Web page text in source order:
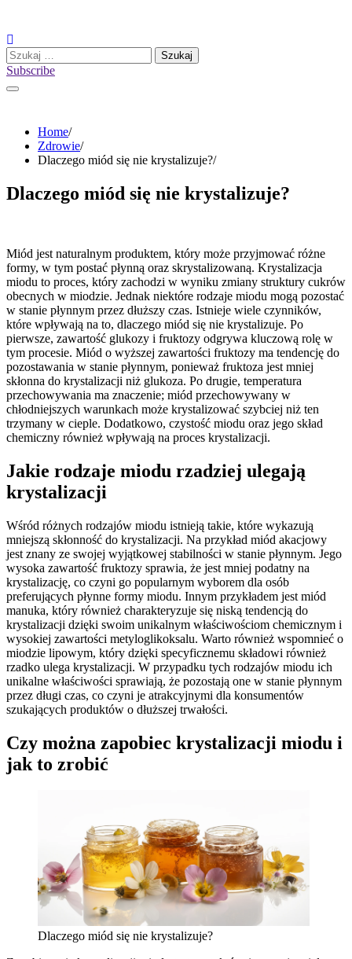
content
Szukaj:
Subscribe
Home
Zdrowie
Dlaczego miód się nie krystalizuje?
Dlaczego miód się nie krystalizuje?
Miód jest naturalnym produktem, który może przyjmować różne
formy, w tym postać płynną oraz skrystalizowaną. Krystalizacja
miodu to proces, który zachodzi w wyniku zmiany struktury cukrów
obecnych w miodzie. Jednak niektóre rodzaje miodu mogą pozostać
w stanie płynnym przez dłuższy czas. Istnieje wiele czynników,
które wpływają na to, dlaczego miód się nie krystalizuje. Po
pierwsze, zawartość glukozy i fruktozy odgrywa kluczową rolę w
tym procesie. Miód o wyższej zawartości fruktozy ma tendencję do
pozostawania w stanie płynnym, ponieważ fruktoza jest mniej
skłonna do krystalizacji niż glukoza. Po drugie, temperatura
przechowywania ma znaczenie; miód przechowywany w
chłodniejszych warunkach może krystalizować szybciej niż ten
trzymany w cieple. Dodatkowo, czystość miodu oraz jego skład
chemiczny również wpływają na proces krystalizacji.
Jakie rodzaje miodu rzadziej ulegają
krystalizacji
Wśród różnych rodzajów miodu istnieją takie, które wykazują
mniejszą skłonność do krystalizacji. Na przykład miód akacjowy
jest znany ze swojej wyjątkowej stabilności w stanie płynnym. Jego
wysoka zawartość fruktozy sprawia, że jest mniej podatny na
krystalizację, co czyni go popularnym wyborem dla osób
preferujących płynne formy miodu. Innym przykładem jest miód
manuka, który również charakteryzuje się niską tendencją do
krystalizacji dzięki swoim unikalnym właściwościom chemicznym i
wysokiej zawartości metyloglikoksalu. Warto również wspomnieć o
miodzie lipowym, który dzięki specyficznemu składowi również
rzadko ulega krystalizacji. W przypadku tych rodzajów miodu ich
unikalne właściwości sprawiają, że pozostają one w stanie płynnym
przez długi czas, co czyni je atrakcyjnymi dla konsumentów
szukających produktów o dłuższej trwałości.
Czy można zapobiec krystalizacji miodu i
jak to zrobić
Dlaczego miód się nie krystalizuje?